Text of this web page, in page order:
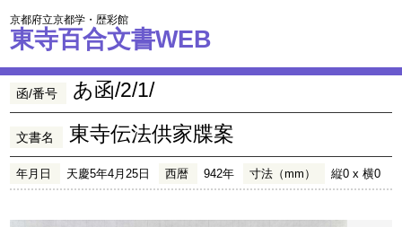
京都府立京都学・歴彩館
東寺百合文書WEB
函/番号 あ函/2/1/
文書名 東寺伝法供家牒案
年月日 天慶5年4月25日 西暦 942年 寸法（mm） 縦0 x 横0